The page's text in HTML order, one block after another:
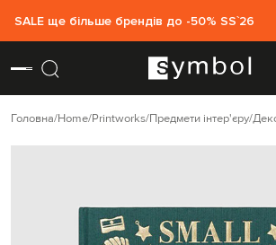
SALE ще більше брендів до -50% SS`26
Головна Home Printworks Предмети інтер'єру